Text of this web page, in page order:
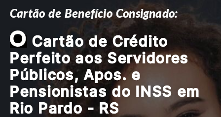
Cartão de Benefício Consignado:
O Cartão de Crédito
Perfeito aos Servidores
Públicos, Apos. e
Pensionistas do INSS em
Rio Pardo - RS